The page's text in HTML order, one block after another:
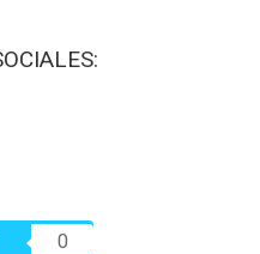
0